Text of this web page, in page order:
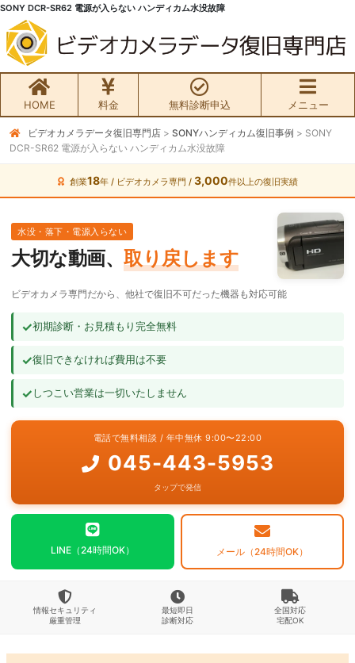
SONY DCR-SR62 電源が入らない ハンディカム水没故障
HOME 料金 無料診断申込 メニュー
無料初期診断お申込み
ビデオカメラ データ復旧HOME
料金・メニュー
サービスの流れ
よくあるご質問
ビデオカメラデータ復旧専門店 > SONYハンディカム復旧事例 > SONY
DCR-SR62 電源が入らない ハンディカム水没故障
創業18年 / ビデオカメラ専門 / 3,000件以上の復旧実績
水没・落下・電源入らない
大切な動画、 取り戻します
ビデオカメラ専門だから、他社で復旧不可だった機器も対応可能
✓初期診断・お見積もり完全無料
✓復旧できなければ費用は不要
✓しつこい営業は一切いたしません
電話で無料相談 / 年中無休 9:00〜22:00
045-443-5953
タップで発信
LINE（24時間OK） メール（24時間OK）
情報セキュリティ
厳重管理
最短即日
診断対応
全国対応
宅配OK